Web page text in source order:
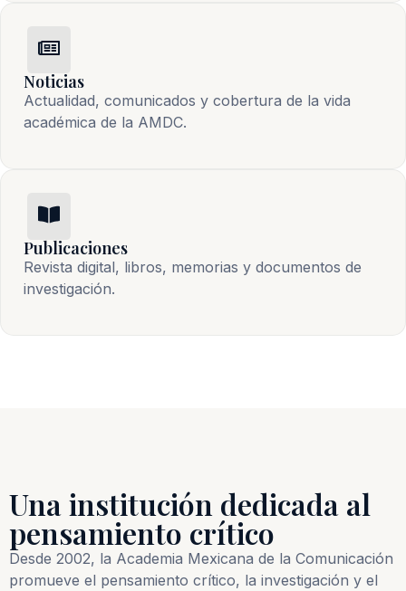
Noticias
Actualidad, comunicados y cobertura de la vida
académica de la AMDC.
Publicaciones
Revista digital, libros, memorias y documentos de
investigación.
Una institución dedicada al
pensamiento crítico
Desde 2002, la Academia Mexicana de la Comunicación
promueve el pensamiento crítico, la investigación y el